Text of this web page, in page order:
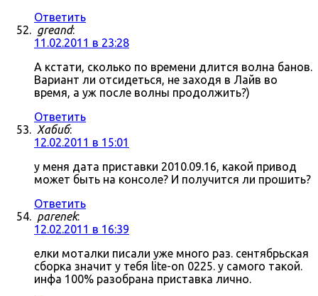
Ответить
greand:
11.02.2011 в 23:28
А кстати, сколько по времени длится волна банов.
Вариант ли отсидеться, не заходя в Лайв во
время, а уж после волны продолжить?)
Ответить
Хабиб:
12.02.2011 в 15:01
у меня дата приставки 2010.09.16, какой привод
может быть на консоле? И получится ли прошить?
Ответить
parenek:
12.02.2011 в 16:39
елки моталки писали уже много раз. сентябрьская
сборка значит у тебя lite-on 0225. у самого такой.
инфа 100% разобрана приставка лично.